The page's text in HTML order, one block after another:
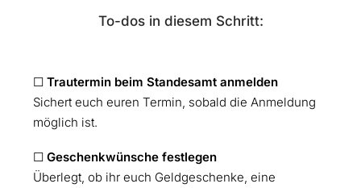
To-dos in diesem Schritt:
☐ Trautermin beim Standesamt anmelden
Sichert euch euren Termin, sobald die Anmeldung
möglich ist.
☐ Geschenkwünsche festlegen
Überlegt, ob ihr euch Geldgeschenke, eine